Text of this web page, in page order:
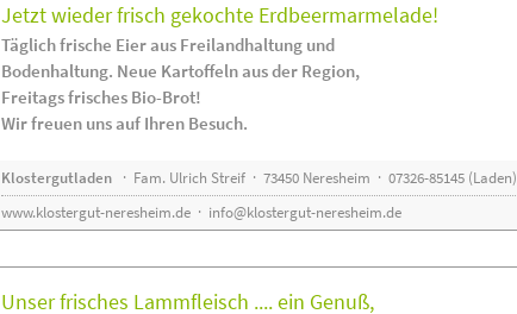
Jetzt wieder frisch gekochte Erdbeermarmelade!
Täglich frische Eier aus Freilandhaltung und
Bodenhaltung. Neue Kartoffeln aus der Region,
Freitags frisches Bio-Brot!
Wir freuen uns auf Ihren Besuch.
Klostergutladen · Fam. Ulrich Streif · 73450 Neresheim · 07326-85145 (Laden)
www.klostergut-neresheim.de· info@klostergut-neresheim.de
Unser frisches Lammfleisch .... ein Genuß,